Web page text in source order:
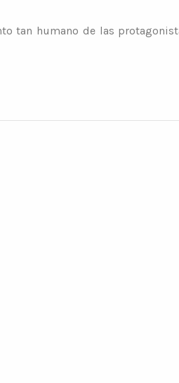
tan humano de las